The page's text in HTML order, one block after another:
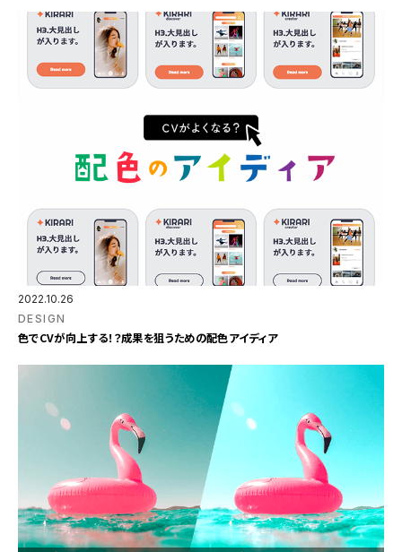
2022.10.26
DESIGN
色でCVが向上する！？成果を狙うための配色アイディア